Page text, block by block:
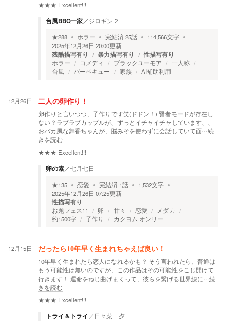
★★★ Excellent!!!
台風BBQ一家／ジロギン２
★288 ホラー 完結済25話 114,566文字
2025年12月26日 20:00更新
残酷描写有り 暴力描写有り 性描写有り
ホラー コメディ ブラックユーモア
一人称
台風
バーベキュー 家族 AI補助利用
12月26日 二人の卵作り！
卵作りと言いつつ、子作りです笑(ドドン！) 賢者モードが存在し
ない？ラブラブカップルが、ずっとイチャイチャしています、、
おバカ風な舞香ちゃんが、脳みそを使わずに会話していて面…続
きを読む
★★★ Excellent!!!
卵の素／七月七日
★135 恋愛 完結済 1話 1,532文字
2025年12月26日 07:25更新
性描写有り
お題フェス11 卵 甘々 恋愛
メダカ
約1500字
子作り カクヨム オンリー
12月15日 だったら10年早く生まれちゃえば良い！
10年早く生まれたら恋人になれるかも？ そう言われたら、普通は
もう可能性は無いのですが、この作品はその可能性をこじ開けて
行きます！ 運命をねじ曲げまくって、彼らを繋げる世界線に…続
きを読む
★★★ Excellent!!!
トライ＆トライ ／ 日々菜 夕